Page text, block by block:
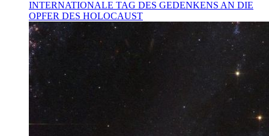
INTERNATIONALE TAG DES GEDENKENS AN DIE
OPFER DES HOLOCAUST